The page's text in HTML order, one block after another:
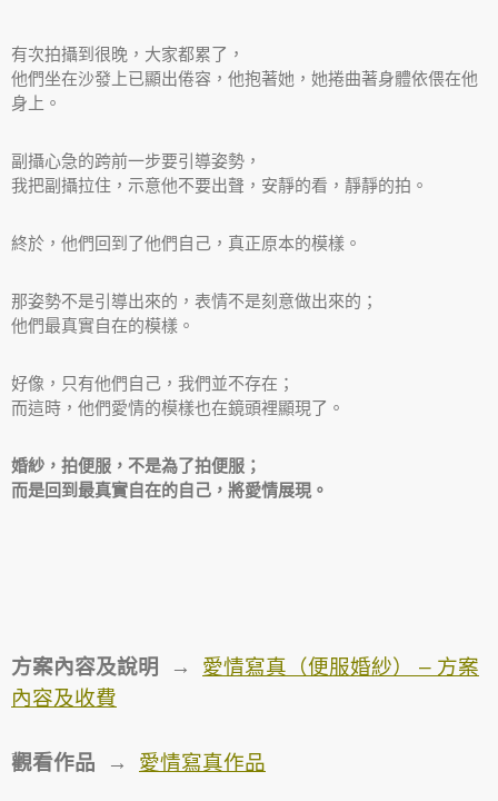
有次拍攝到很晚，大家都累了，
他們坐在沙發上已顯出倦容，他抱著她，她捲曲著身體依偎在他
身上。
副攝心急的跨前一步要引導姿勢，
我把副攝拉住，示意他不要出聲，安靜的看，靜靜的拍。
終於，他們回到了他們自己，真正原本的模樣。
那姿勢不是引導出來的，表情不是刻意做出來的；
他們最真實自在的模樣。
好像，只有他們自己，我們並不存在；
而這時，他們愛情的模樣也在鏡頭裡顯現了。
婚紗，拍便服，不是為了拍便服；
而是回到最真實自在的自己，將愛情展現。
方案內容及說明 → 愛情寫真（便服婚紗） – 方案
內容及收費
觀看作品 → 愛情寫真作品